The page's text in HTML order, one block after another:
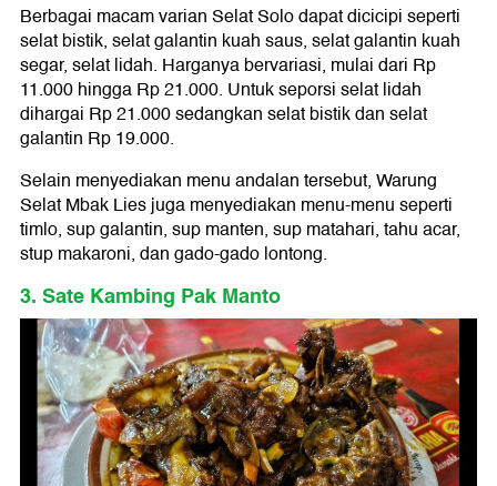
Berbagai macam varian Selat Solo dapat dicicipi seperti
selat bistik, selat galantin kuah saus, selat galantin kuah
segar, selat lidah. Harganya bervariasi, mulai dari Rp
11.000 hingga Rp 21.000. Untuk seporsi selat lidah
dihargai Rp 21.000 sedangkan selat bistik dan selat
galantin Rp 19.000.
Selain menyediakan menu andalan tersebut, Warung
Selat Mbak Lies juga menyediakan menu-menu seperti
timlo, sup galantin, sup manten, sup matahari, tahu acar,
stup makaroni, dan gado-gado lontong.
3. Sate Kambing Pak Manto